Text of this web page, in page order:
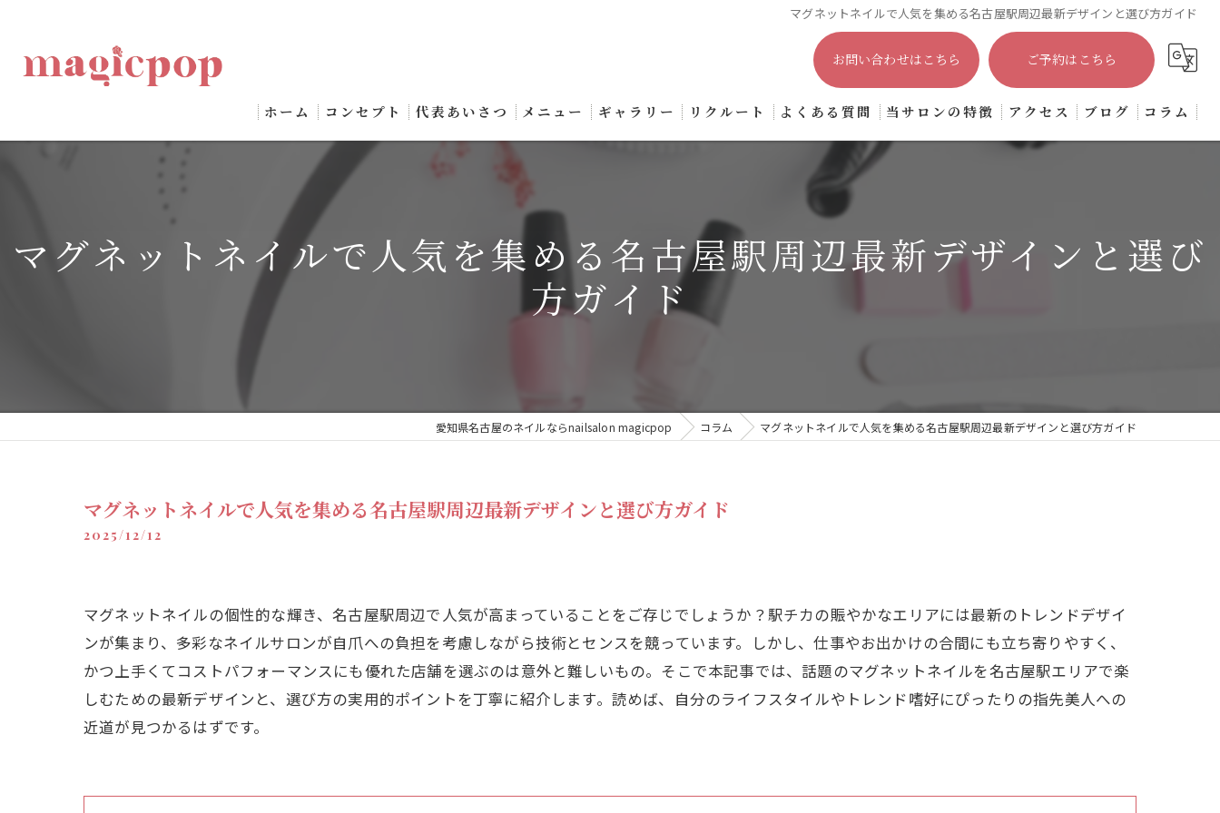
マグネットネイルで人気を集める名古屋駅周辺最新デザインと選び方ガイド
お問い合わせはこちら ご予約はこちら
ホーム コンセプト 代表あいさつ メニュー ギャラリー リクルート よくある質問 当サロンの特徴
上品
アクセス ブログ コラム
マグネットネイルで人気を集める名古屋駅周辺最新デザインと選び
方ガイド
愛知県名古屋のネイルならnailsalon magicpop コラム マグネットネイルで人気を集める名古屋駅周辺最新デザインと選び方ガイド
マグネットネイルで人気を集める名古屋駅周辺最新デザインと選び方ガイド
2025/12/12
マグネットネイルの個性的な輝き、名古屋駅周辺で人気が高まっていることをご存じでしょうか？駅チカの賑やかなエリアには最新のトレンドデザイ
ンが集まり、多彩なネイルサロンが自爪への負担を考慮しながら技術とセンスを競っています。しかし、仕事やお出かけの合間にも立ち寄りやすく、
かつ上手くてコストパフォーマンスにも優れた店舗を選ぶのは意外と難しいもの。そこで本記事では、話題のマグネットネイルを名古屋駅エリアで楽
しむための最新デザインと、選び方の実用的ポイントを丁寧に紹介します。読めば、自分のライフスタイルやトレンド嗜好にぴったりの指先美人への
近道が見つかるはずです。